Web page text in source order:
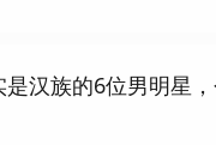
汉族的6位男明星